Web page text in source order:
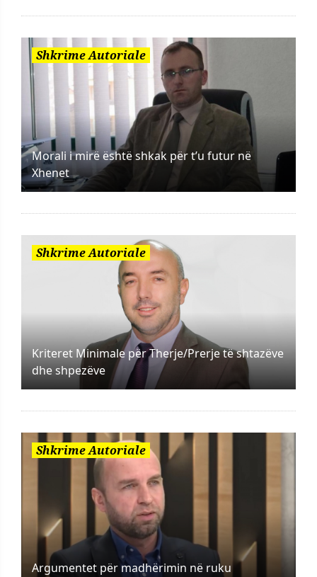
Shkrime Autoriale
Morali i mirë është shkak për t’u futur në
Xhenet
Shkrime Autoriale
Kriteret Minimale për Therje/Prerje të shtazëve
dhe shpezëve
Shkrime Autoriale
Argumentet për madhërimin në ruku